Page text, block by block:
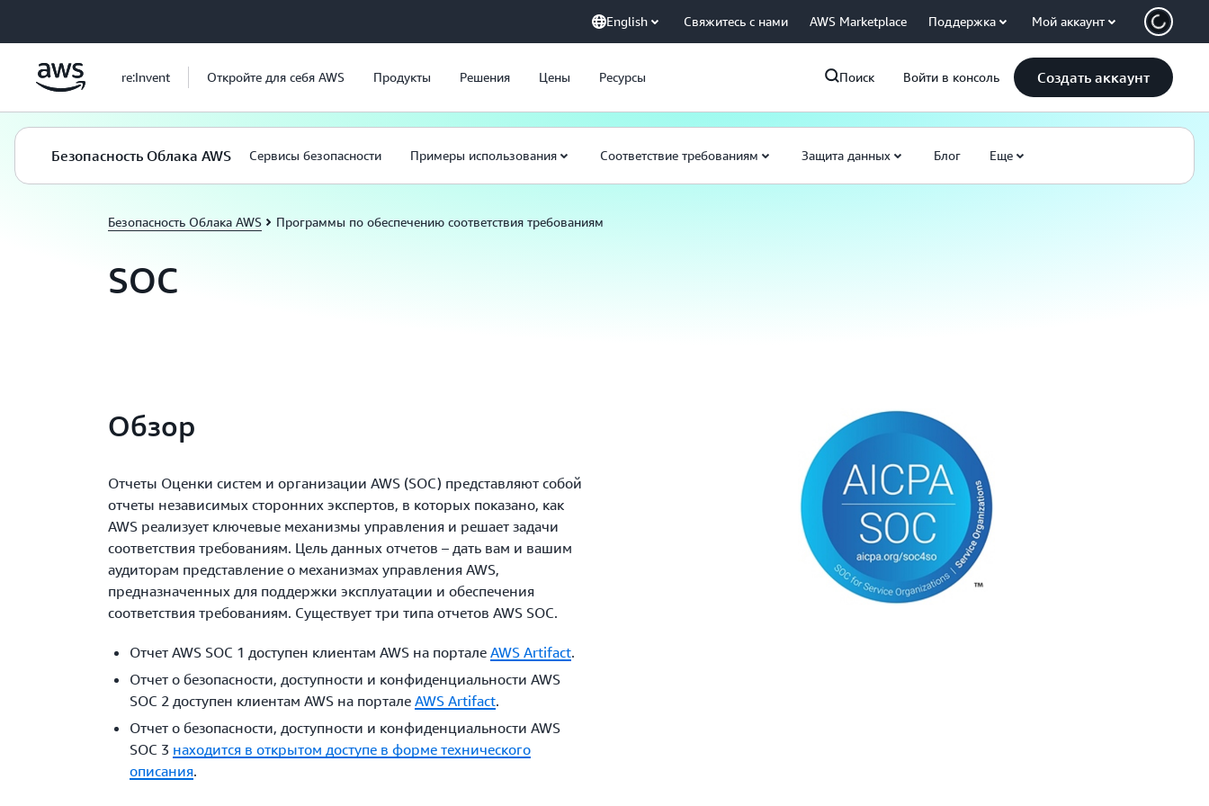
English Свяжитесь с нами AWS Marketplace Поддержка Мой аккаунт
re:Invent Откройте для себя AWS Продукты Решения Цены Ресурсы Поиск Войти в консоль Создать аккаунт
Безопасность Облака AWS Сервисы безопасности Примеры использования Соответствие требованиям Защита данных Блог Еще
Безопасность Облака AWS Программы по обеспечению соответствия требованиям
SOC
Обзор
Отчеты Оценки систем и организации AWS (SOC) представляют собой
отчеты независимых сторонних экспертов, в которых показано, как
AWS реализует ключевые механизмы управления и решает задачи
соответствия требованиям. Цель данных отчетов – дать вам и вашим
аудиторам представление о механизмах управления AWS,
предназначенных для поддержки эксплуатации и обеспечения
соответствия требованиям. Существует три типа отчетов AWS SOC.
Отчет AWS SOC 1 доступен клиентам AWS на порталеAWS Artifact.
Отчет о безопасности, доступности и конфиденциальности AWS
SOC 2 доступен клиентам AWS на порталеAWS Artifact.
Отчет о безопасности, доступности и конфиденциальности AWS
SOC 3 находится в открытом доступе в форме технического
описания.